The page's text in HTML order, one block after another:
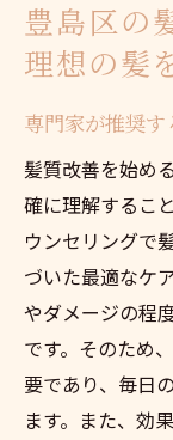
豊島区の
理想の髪
専門家が推奨
髪質改善を始め
確に理解するこ
ウンセリングで
づいた最適なケ
やダメージの程
です。そのため
要であり、毎日
ます。また、効